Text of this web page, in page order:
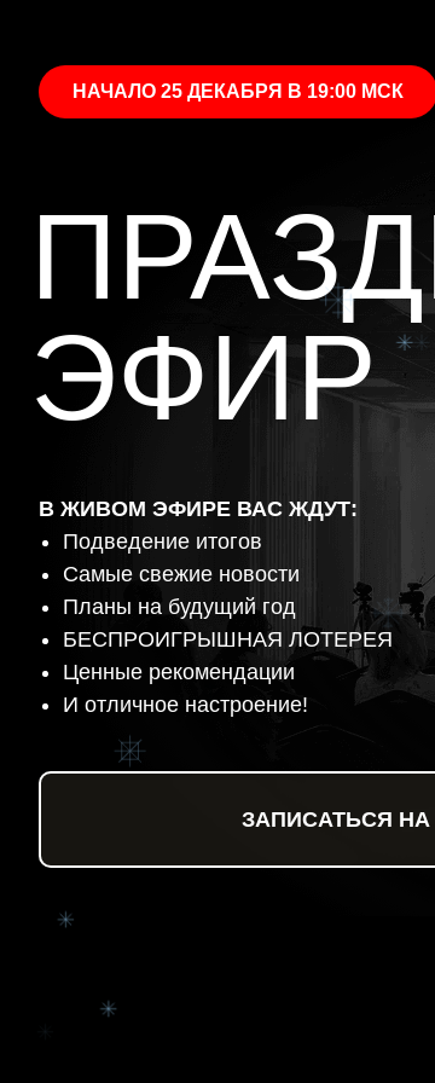
НАЧАЛО 25 ДЕКАБРЯ В 19:00 МСК
ЗАПИСАТЬСЯ НА
ЭФИР
В ЖИВОМ ЭФИРЕ ВАС ЖДУТ:
Подведение итогов
Самые свежие новости
Планы на будущий год
БЕСПРОИГРЫШНАЯ ЛОТЕРЕЯ
Ценные рекомендации
И отличное настроение!